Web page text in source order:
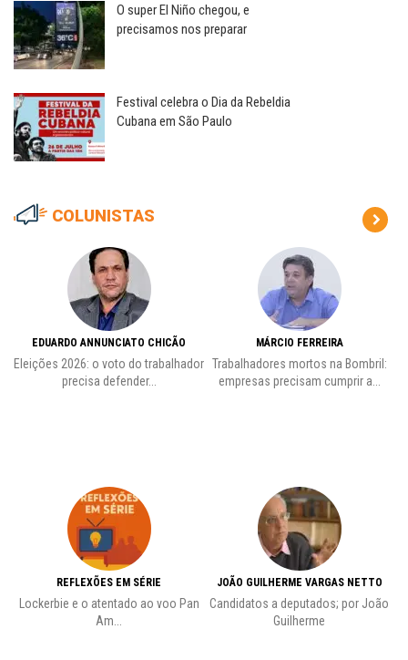
O super El Niño chegou, e
precisamos nos preparar
Festival celebra o Dia da Rebeldia
Cubana em São Paulo
COLUNISTAS
EDUARDO ANNUNCIATO CHICÃO
Eleições 2026: o voto do trabalhador
precisa defender...
REFLEXÕES EM SÉRIE
Lockerbie e o atentado ao voo Pan
Am...
MÁRCIO FERREIRA
Trabalhadores mortos na Bombril:
empresas precisam cumprir a...
JOÃO GUILHERME VARGAS NETTO
Candidatos a deputados; por João
Guilherme